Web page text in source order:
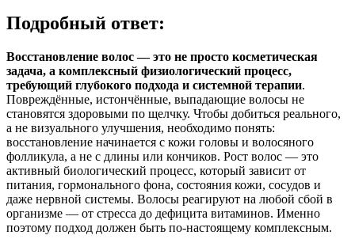
Подробный ответ:
Восстановление волос — это не просто косметическая
задача, а комплексный физиологический процесс,
требующий глубокого подхода и системной терапии.
Повреждённые, истончённые, выпадающие волосы не
становятся здоровыми по щелчку. Чтобы добиться реального,
а не визуального улучшения, необходимо понять:
восстановление начинается с кожи головы и волосяного
фолликула, а не с длины или кончиков. Рост волос — это
активный биологический процесс, который зависит от
питания, гормонального фона, состояния кожи, сосудов и
даже нервной системы. Волосы реагируют на любой сбой в
организме — от стресса до дефицита витаминов. Именно
поэтому подход должен быть по-настоящему комплексным.